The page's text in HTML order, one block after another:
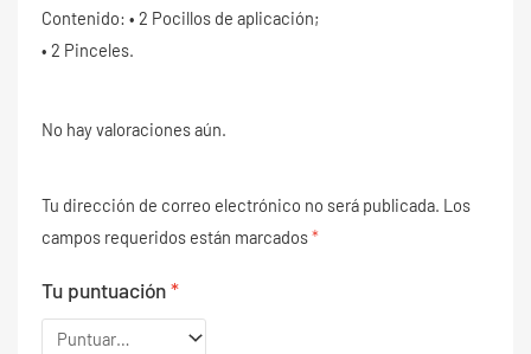
Contenido: • 2 Pocillos de aplicación;
• 2 Pinceles.
No hay valoraciones aún.
Tu dirección de correo electrónico no será publicada. Los
campos requeridos están marcados*
Tu puntuación*